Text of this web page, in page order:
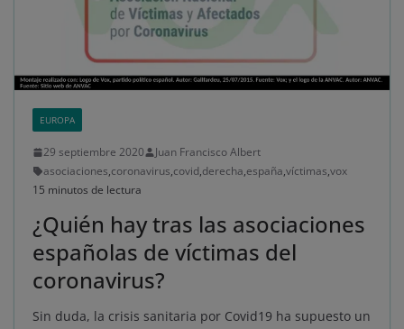
EUROPA
29 septiembre 2020
Juan Francisco Albert
asociaciones,coronavirus,covid,derecha,españa,víctimas,vox
15 minutos de lectura
¿Quién hay tras las asociaciones
españolas de víctimas del
coronavirus?
Sin duda, la crisis sanitaria por Covid19 ha supuesto un